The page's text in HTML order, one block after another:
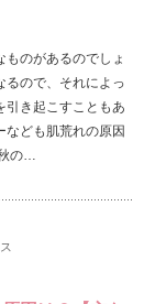
のがあるのでしょ
るので、それによっ
引き起こすこともあ
なども肌荒れの原因
の…